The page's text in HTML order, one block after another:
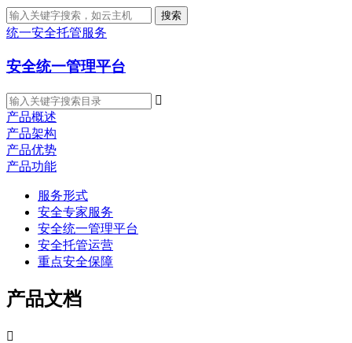
搜索
统一安全托管服务
安全统一管理平台

产品概述
产品架构
产品优势
产品功能
服务形式
安全专家服务
安全统一管理平台
安全托管运营
重点安全保障
产品文档
